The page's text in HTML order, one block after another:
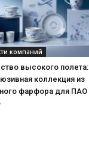
компаний
высокого полета:
коллекция из
фарфора для ПАО